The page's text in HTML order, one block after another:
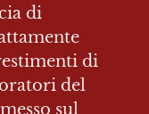
di
di
del
sul